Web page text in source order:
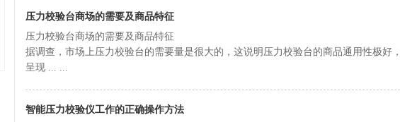
压力校验台商场的需要及商品特征
压力校验台商场的需要及商品特征
据调查，市场上压力校验台的需要量是很大的，这说明压力校验台的商品通用性极好
呈现 ... ...
智能压力校验仪工作的正确操作方法